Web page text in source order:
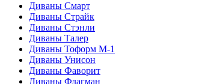
Диваны Смарт
Диваны Страйк
Диваны Стэнли
Диваны Талер
Диваны Тоформ М-1
Диваны Унисон
Диваны Фаворит
Диваны Флагман